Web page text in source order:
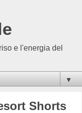
e l'energia del
▼
Shorts